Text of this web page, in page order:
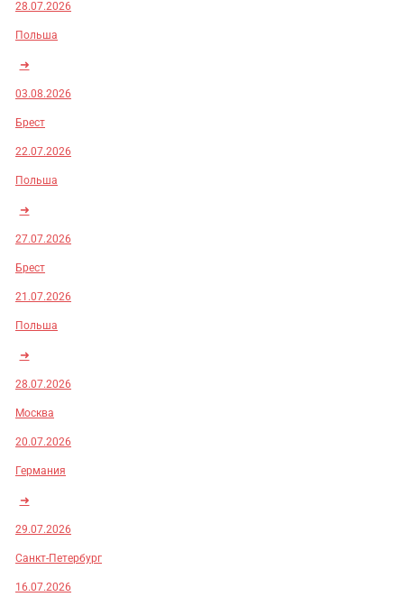
28.07.2026
Польша
➜
03.08.2026
Брест
22.07.2026
Польша
➜
27.07.2026
Брест
21.07.2026
Польша
➜
28.07.2026
Москва
20.07.2026
Германия
➜
29.07.2026
Санкт-Петербург
16.07.2026